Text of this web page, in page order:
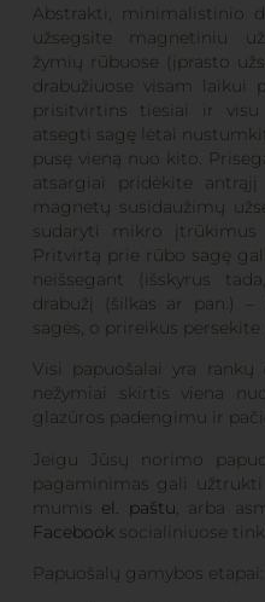
Abstrakti, minimalistinio
užsegsite magnetiniu
žymių rūbuose (įprasto
drabužiuose visam laikui
prisitvirtins tiesiai ir visu
atsegti sagę lėtai
pusę vieną nuo kito.
atsargiai pridėkite
magnetų susidaužimų
sudaryti mikro
Pritvirtą prie rūbo sagę
neišsegant (išskyrus
drabužį (šilkas ar pan.)
sagės, o prireikus persekite
Visi papuošalai yra
nežymiai skirtis viena
glazūros padengimu ir
Jeigu Jūsų norimo
pagaminimas gali užtrukti
mumis el. paštu, arba
Facebooksocialiniuose
Papuošalų gamybos etapai: